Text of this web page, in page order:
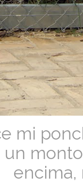
mi
encima,